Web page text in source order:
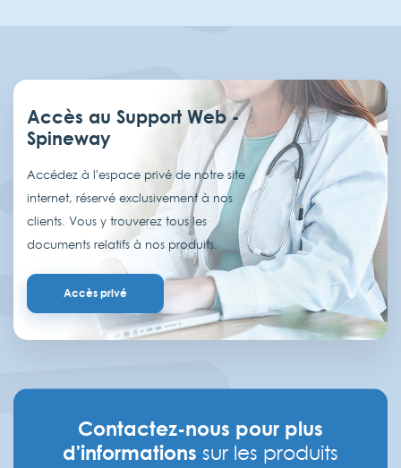
Accès au Support Web -
Spineway
Accédez à l'espace privé de notre site
internet, réservé exclusivement à nos
clients. Vous y trouverez tous les
documents relatifs à nos produits.
Accès privé
Contactez-nous pour plus
d'informations sur les produits